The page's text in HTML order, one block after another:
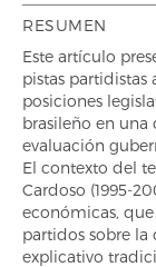
RESUMEN
Este artículo
pistas partidistas
posiciones
brasileño en
evaluación
El contexto del
Cardoso (1995-
económicas,
partidos sobre
explicativo